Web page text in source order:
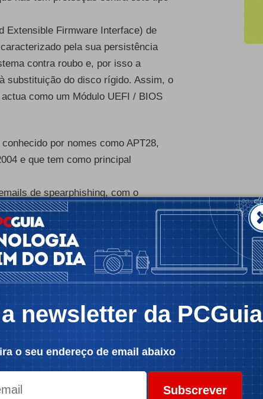
Extensible Firmware Interface) de
pela sua persistência
contra roubo e, por isso a
substituição do disco rígido. Assim, o
como um Módulo UEFI / BIOS
por nomes como APT28,
e que tem como principal
de spearphishing, com o
à criação de páginas de login
ilegítimos.
de iniciação segura, que
UEFI.
newsletter da PCGuia
o seu endereço de email abaixo
Subscrever